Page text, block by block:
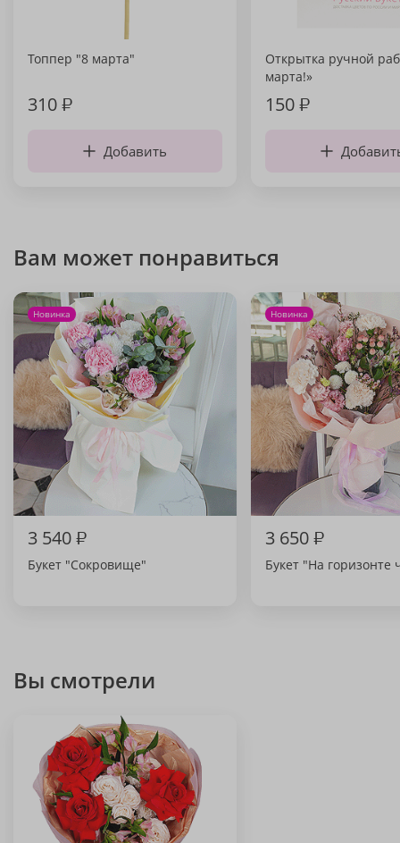
Топпер "8 марта"
310₽
Добавить
Открытка ручной
марта!»
150₽
Вам может понравиться
Новинка
3 540₽
Букет "Сокровище"
Новинка
3 650₽
Букет "На горизонте
Вы смотрели